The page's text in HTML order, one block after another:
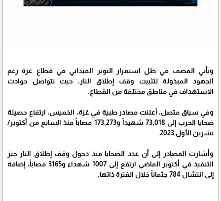
ويأتي القصف في ظل استمرار التوتر الميداني في قطاع غزة رغم
الجهود المبذولة لتثبيت وقف إطلاق النار، حيث تتواصل حوادث
الاستهداف في مناطق مختلفة من القطاع.
وفي سياق متصل، أعلنت مصادر طبية في غزة، الخميس، ارتفاع حصيلة
ضحايا الحرب إلى 73,018 شهيداً و173,273 مصاباً منذ السابع من أكتوبر/
تشرين الأول 2023.
وأشارت المصادر إلى أن عدد الضحايا منذ دخول وقف إطلاق النار حيز
التنفيذ في أكتوبر الماضي ارتفع إلى 1007 شهداء و3165 مصاباً، إضافة
إلى انتشال 784 جثماناً خلال الفترة ذاتها.